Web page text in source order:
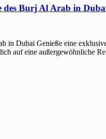
des Burj Al Arab in
Dubai Genieße eine
auf eine außergewöhnliche